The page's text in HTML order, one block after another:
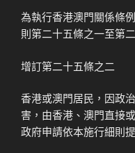
為執行香港澳門關係條
則第二十五條之一至第
增訂第二十五條之二
香港或澳門居民，因政
害，由香港、澳門直接
政府申請依本施行細則